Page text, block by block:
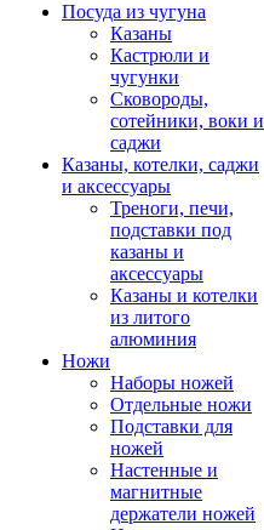
Посуда из чугуна
Казаны
Кастрюли и
чугунки
Сковороды,
сотейники, воки и
саджи
Казаны, котелки, саджи
и аксессуары
Треноги, печи,
подставки под
казаны и
аксессуары
Казаны и котелки
из литого
алюминия
Ножи
Наборы ножей
Отдельные ножи
Подставки для
ножей
Настенные и
магнитные
держатели ножей